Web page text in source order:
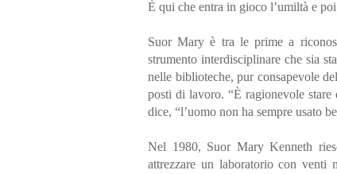
È qui che entra in gioco l’umiltà e
Suor Mary è tra le prime a
strumento interdisciplinare che sia
nelle biblioteche, pur consapevole
posti di lavoro. “È ragionevole stare
dice, “l’uomo non ha sempre usato
Nel 1980, Suor Mary Kenneth
attrezzare un laboratorio con venti